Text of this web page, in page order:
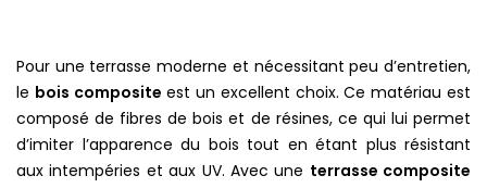
Pour une terrasse moderne et nécessitant peu d’entretien,
le bois composite est un excellent choix. Ce matériau est
composé de fibres de bois et de résines, ce qui lui permet
d’imiter l’apparence du bois tout en étant plus résistant
aux intempéries et aux UV. Avec une terrasse composite